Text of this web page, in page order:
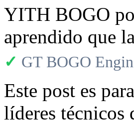
YITH BOGO
aprendido que
✓ GT BOGO
Este post es
líderes técnicos